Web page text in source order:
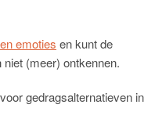
emoties en kunt de
(meer) ontkennen.
gedragsalternatieven in